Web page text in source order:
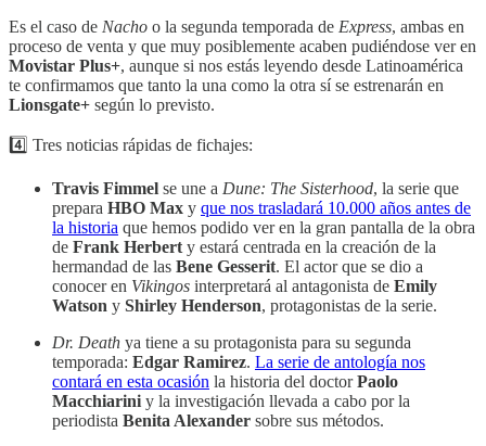
Es el caso de Nacho o la segunda temporada de Express, ambas en
proceso de venta y que muy posiblemente acaben pudiéndose ver en
Movistar Plus+, aunque si nos estás leyendo desde Latinoamérica
te confirmamos que tanto la una como la otra sí se estrenarán en
Lionsgate+ según lo previsto.
4️⃣ Tres noticias rápidas de fichajes:
Travis Fimmel se une a Dune: The Sisterhood, la serie que
prepara HBO Max y que nos trasladará 10.000 años antes de
la historia que hemos podido ver en la gran pantalla de la obra
de Frank Herbert y estará centrada en la creación de la
hermandad de las Bene Gesserit. El actor que se dio a
conocer en Vikingos interpretará al antagonista de Emily
Watson y Shirley Henderson, protagonistas de la serie.
Dr. Death ya tiene a su protagonista para su segunda
temporada: Edgar Ramirez. La serie de antología nos
contará en esta ocasión la historia del doctorPaolo
Macchiarini y la investigación llevada a cabo por la
periodista Benita Alexander sobre sus métodos.